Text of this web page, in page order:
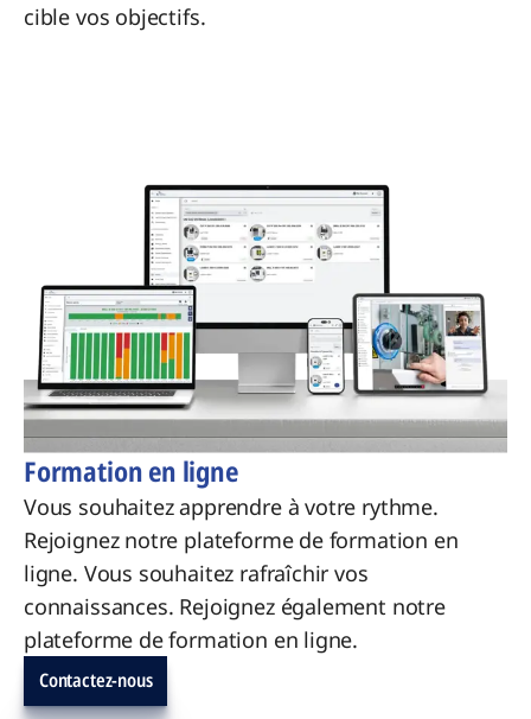
cible vos objectifs.
Formation en ligne
Vous souhaitez apprendre à votre rythme.
Rejoignez notre plateforme de formation en
ligne. Vous souhaitez rafraîchir vos
connaissances. Rejoignez également notre
plateforme de formation en ligne.
Contactez-nous